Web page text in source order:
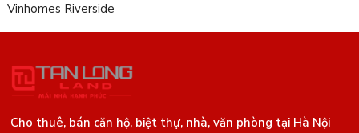
Vinhomes Riverside
Cho thuê, bán căn hộ, biệt thự, nhà, văn phòng tại Hà Nội